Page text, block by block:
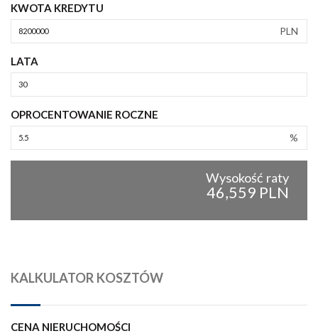
KWOTA KREDYTU
PLN
LATA
OPROCENTOWANIE ROCZNE
%
Wysokość raty
46,559 PLN
KALKULATOR KOSZTÓW
CENA NIERUCHOMOŚCI